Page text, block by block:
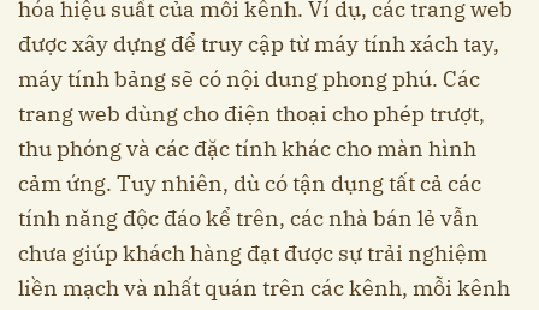
hóa hiệu suất của mỗi kênh. Ví dụ, các trang web
được xây dựng để truy cập từ máy tính xách tay,
máy tính bảng sẽ có nội dung phong phú. Các
trang web dùng cho điện thoại cho phép trượt,
thu phóng và các đặc tính khác cho màn hình
cảm ứng. Tuy nhiên, dù có tận dụng tất cả các
tính năng độc đáo kể trên, các nhà bán lẻ vẫn
chưa giúp khách hàng đạt được sự trải nghiệm
liền mạch và nhất quán trên các kênh, mỗi kênh